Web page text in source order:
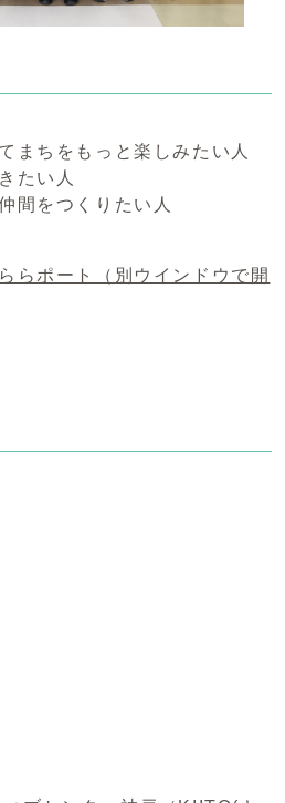
まちをもっと楽しみたい人
たい人
間をつくりたい人
らポート
（別ウインドウで開